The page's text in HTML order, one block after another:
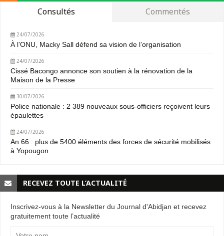
Consultés Commentés
24/07/2026
À l’ONU, Macky Sall défend sa vision de l’organisation
24/07/2026
Cissé Bacongo annonce son soutien à la rénovation de la
Maison de la Presse
30/07/2026
Police nationale : 2 389 nouveaux sous-officiers reçoivent leurs
épaulettes
24/07/2026
An 66 : plus de 5400 éléments des forces de sécurité mobilisés
à Yopougon
RECEVEZ TOUTE L’ACTUALITÉ
Inscrivez-vous à la Newsletter du Journal d'Abidjan et recevez
gratuitement toute l’actualité